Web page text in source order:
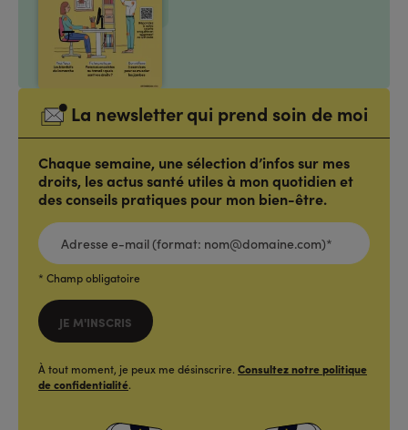
La newsletter qui prend soin de moi
Chaque semaine, une sélection d’infos sur mes
droits, les actus santé utiles à mon quotidien et
des conseils pratiques pour mon bien-être.
ADRESSE
E-
MAIL
(FORMAT:
NOM@DOMAINE.COM)*
* Champ obligatoire
JE M'INSCRIS
À tout moment, je peux me désinscrire. Consultez notre politique
de confidentialité.